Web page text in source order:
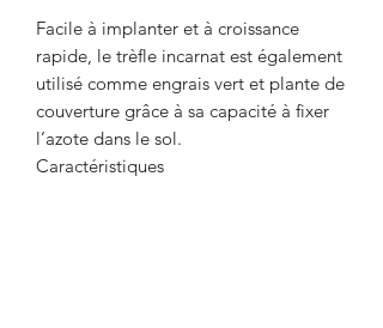
Facile à implanter et à croissance
rapide, le trèfle incarnat est également
utilisé comme engrais vert et plante de
couverture grâce à sa capacité à fixer
l’azote dans le sol.
Caractéristiques